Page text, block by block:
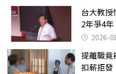
台大教
2年爭4
2026-
提離職竟
扣薪拒